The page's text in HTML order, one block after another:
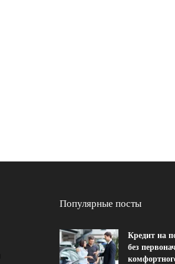
Популярные посты
Кредит на
без